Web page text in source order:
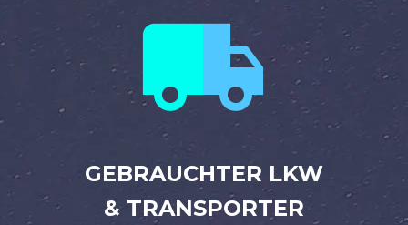


GEBRAUCHTER LKW
& TRANSPORTER